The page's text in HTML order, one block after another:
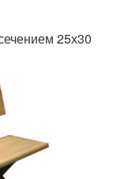
25х30